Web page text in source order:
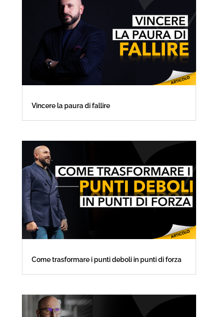
Vincere la paura di fallire
Come trasformare i punti deboli in punti di forza